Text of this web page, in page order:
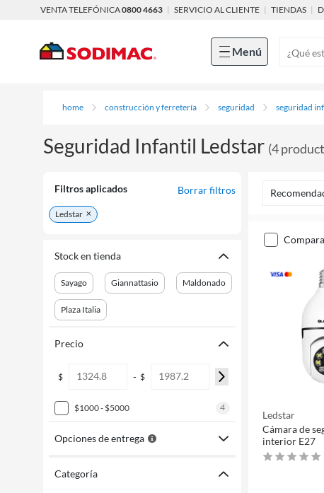
VENTA TELEFÓNICA0800 4663 | SERVICIO AL CLIENTE | TIENDAS |
Menú
home construcción y ferretería seguridad seguridad
Seguridad Infantil Ledstar (4
Filtros aplicados Borrar filtros
Ledstar
Stock en tienda
Sayago Giannattasio Maldonado
Plaza Italia
Precio
$ - $
$1000 - $5000 4
Opciones de entrega
Categoría
Ledstar
Cámara de
interior E27